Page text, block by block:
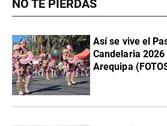
NO TE PIERDAS
Así se vive el
Candelaria
Arequipa